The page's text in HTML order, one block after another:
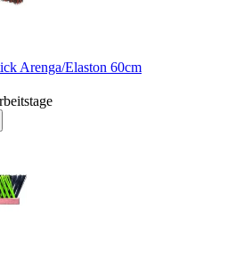
Arenga/Elaston 60cm